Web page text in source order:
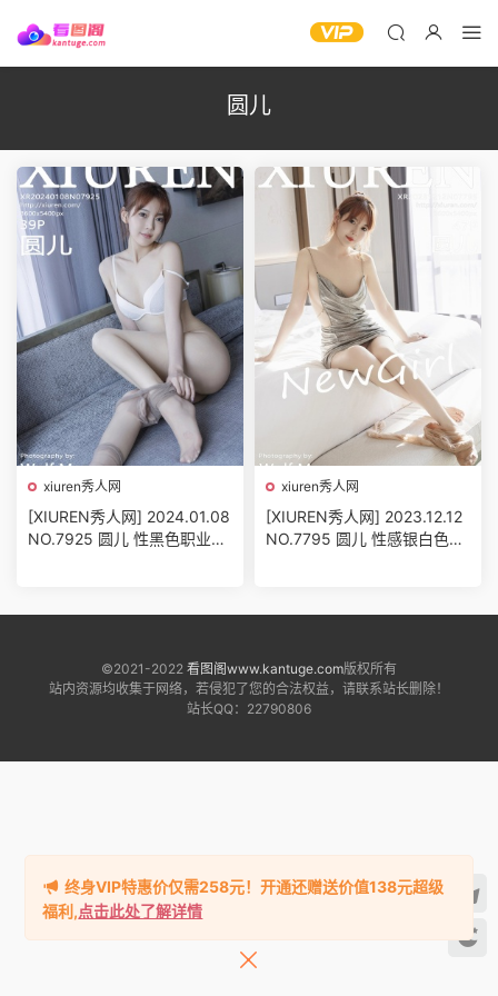
圆儿
xiuren秀人网
[XIUREN秀人网] 2024.01.08
NO.7925 圆儿 性黑色职业装
xiuren秀人网
[XIUREN秀人网] 2023.12.12
NO.7795 圆儿 性感银白色连
©2021-2022 看图阁www.kantuge.com版权所有
站内资源均收集于网络，若侵犯了您的合法权益，请联系站长删除！
站长QQ：22790806
终身VIP特惠价仅需258元！开通还赠送价值138元超级
福利,点击此处了解详情